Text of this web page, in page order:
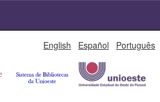
English Español Português